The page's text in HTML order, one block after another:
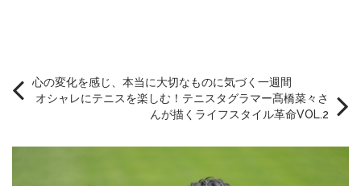
心の変化を感じ、本当に大切なものに気づく一週間
オシャレにテニスを楽しむ！テニスタグラマー髙橋菜々さ
んが描くライフスタイル革命VOL.2